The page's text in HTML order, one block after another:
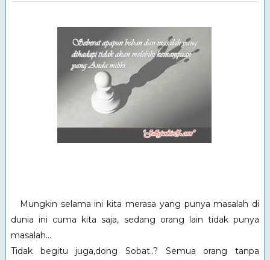
Mungkin selama ini kita merasa yang punya masalah di
dunia ini cuma kita saja, sedang orang lain tidak punya
masalah...
Tidak begitu juga,dong Sobat..? Semua orang tanpa